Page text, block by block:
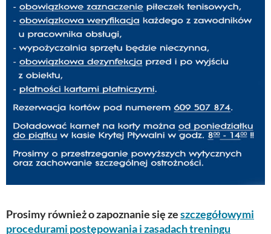
Prosimy również o zapoznanie się zeszczegółowymi
procedurami postępowania i zasadach treningu